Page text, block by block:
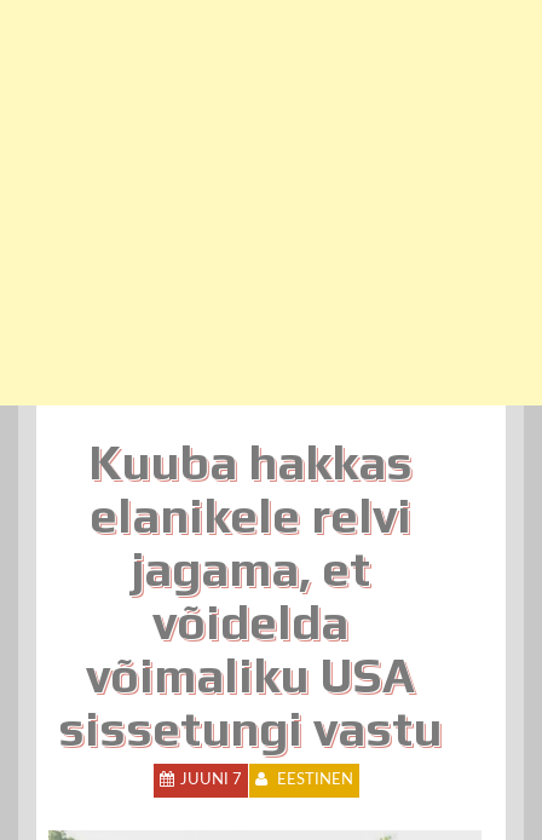
Kuuba hakkas
elanikele relvi
jagama, et
võidelda
võimaliku USA
sissetungi vastu
JUUNI 7 EESTINEN